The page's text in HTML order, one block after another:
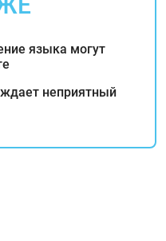
языка могут
неприятный